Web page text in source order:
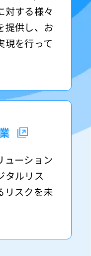
対する様々
提供し、お
現を行って
ューション
タルリス
リスクを未